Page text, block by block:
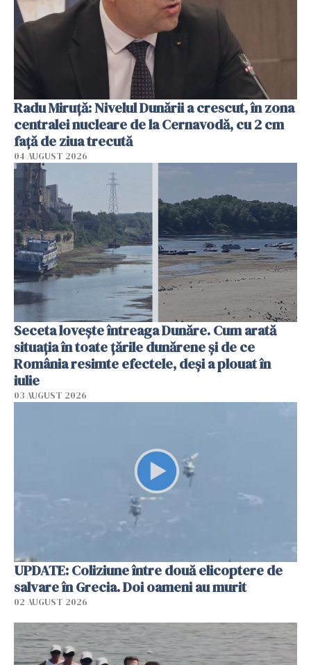
Radu Miruţă: Nivelul Dunării a crescut, în zona
centralei nucleare de la Cernavodă, cu 2 cm
faţă de ziua trecută
04 AUGUST 2026
Seceta lovește întreaga Dunăre. Cum arată
situația în toate țările dunărene și de ce
România resimte efectele, deși a plouat în
iulie
03 AUGUST 2026
UPDATE: Coliziune între două elicoptere de
salvare în Grecia. Doi oameni au murit
02 AUGUST 2026